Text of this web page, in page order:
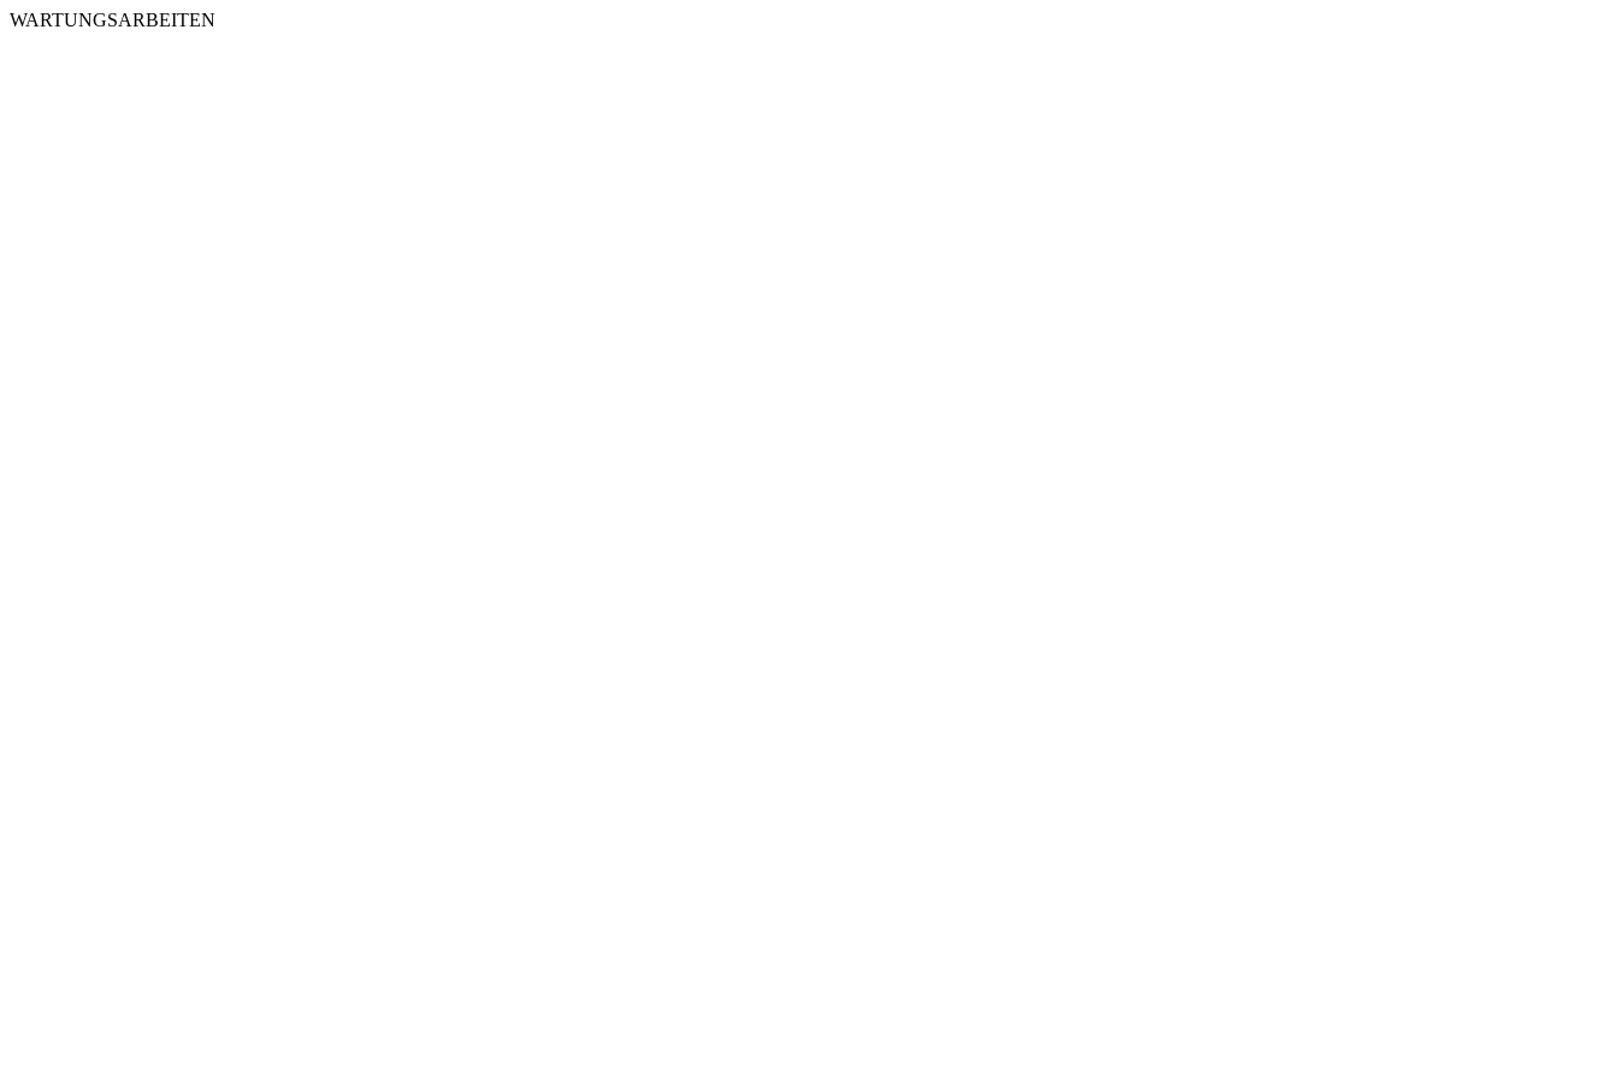
WARTUNGSARBEITEN